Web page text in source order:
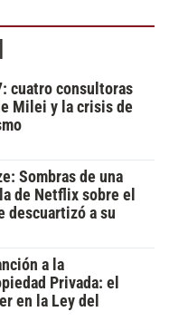
cuatro consultoras
Milei y la crisis de
Sombras de una
de Netflix sobre el
descuartizó a su
a la
Privada: el
en la Ley del